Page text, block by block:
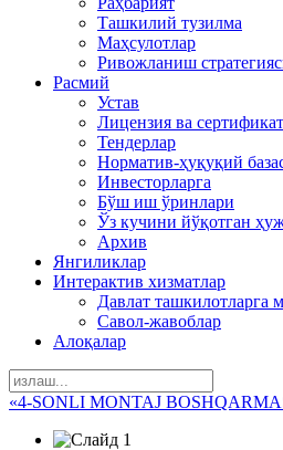
Ташкилий тузилма
Маҳсулотлар
Ривожланиш
Расмий
Устав
Лицензия ва
Тендерлар
Норматив-ҳуқуқий
Инвесторларга
Бўш иш ўринлари
Ўз кучини йўқотган
Архив
Янгиликлар
Интерактив хизматлар
Давлат ташкилотларга
Савол-жавоблар
Алоқалар
«4-SONLI MONTAJ